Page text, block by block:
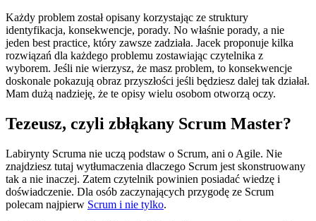
Każdy problem został opisany korzystając ze struktury
identyfikacja, konsekwencje, porady. No właśnie porady, a nie
jeden best practice, który zawsze zadziała. Jacek proponuje kilka
rozwiązań dla każdego problemu zostawiając czytelnika z
wyborem. Jeśli nie wierzysz, że masz problem, to konsekwencje
doskonale pokazują obraz przyszłości jeśli będziesz dalej tak działał.
Mam dużą nadzieję, że te opisy wielu osobom otworzą oczy.
Tezeusz, czyli zbłąkany Scrum Master?
Labirynty Scruma nie uczą podstaw o Scrum, ani o Agile. Nie
znajdziesz tutaj wytłumaczenia dlaczego Scrum jest skonstruowany
tak a nie inaczej. Zatem czytelnik powinien posiadać wiedzę i
doświadczenie. Dla osób zaczynających przygodę ze Scrum
polecam najpierw Scrum i nie tylko.